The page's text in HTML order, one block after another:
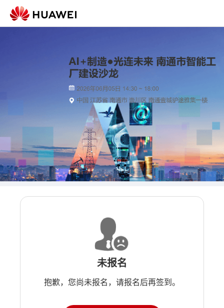
未报名
抱歉，您尚未报名，请报名后再签到。